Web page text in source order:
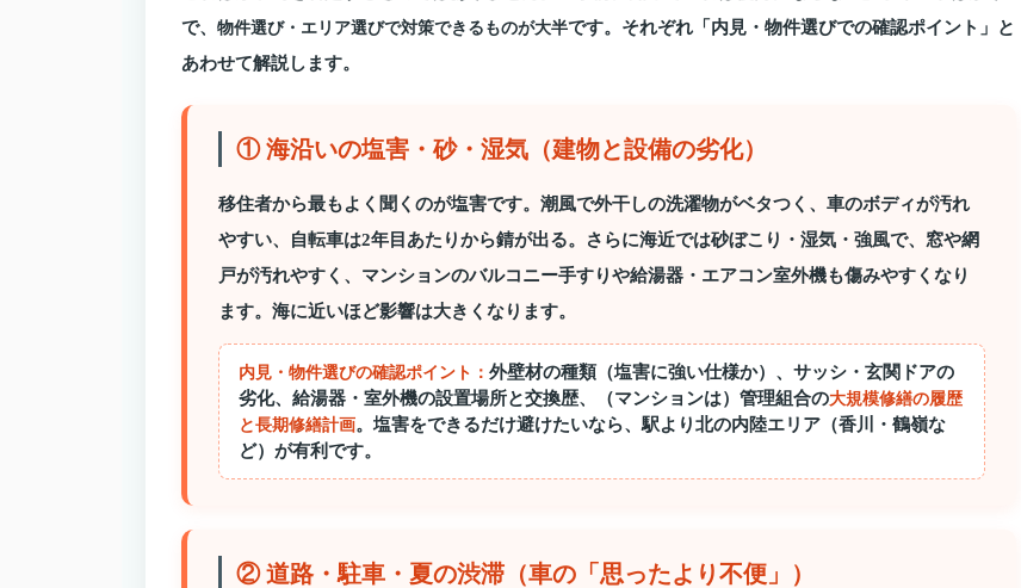
で、 物件選び・エリア選びで対策できるものが大半です。それぞれ「内見・物件選びでの確認ポイント」と
あわせて解説します。
① 海沿いの塩害・砂・湿気（建物と設備の劣化）
移住者から最もよく聞くのが塩害です。潮風で外干しの洗濯物がベタつく、車のボディが汚れ
やすい、自転車は2年目あたりから錆が出る。さらに海近では砂ぼこり・湿気・強風で、窓や網
戸が汚れやすく、マンションのバルコニー手すりや給湯器・エアコン室外機も傷みやすくなり
ます。海に近いほど影響は大きくなります。
内見・物件選びの確認ポイント： 外壁材の種類（塩害に強い仕様か）、サッシ・玄関ドアの
劣化、給湯器・室外機の設置場所と交換歴、（マンションは）管理組合の大規模修繕の履歴
と長期修繕計画。塩害をできるだけ避けたいなら、駅より北の内陸エリア（香川・鶴嶺な
ど）が有利です。
② 道路・駐車・夏の渋滞（車の「思ったより不便」）